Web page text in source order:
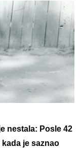
nestala: Posle 42
je saznao